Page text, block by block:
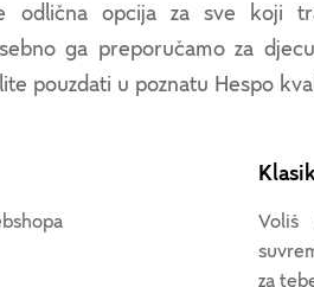
odlična opcija za sve koji
ga preporučamo za
pouzdati u poznatu Hespo
Voliš
za